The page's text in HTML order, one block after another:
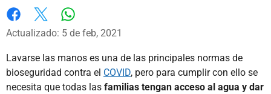
Facebook
X
Actualizado: 5 de feb, 2021
Lavarse las manos es una de las principales normas de
bioseguridad contra el COVID, pero para cumplir con ello se
necesita que todas las familias tengan acceso al agua y dar